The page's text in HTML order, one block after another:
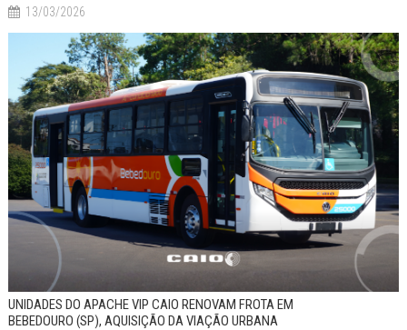
13/03/2026
UNIDADES DO APACHE VIP CAIO RENOVAM FROTA EM
BEBEDOURO (SP), AQUISIÇÃO DA VIAÇÃO URBANA